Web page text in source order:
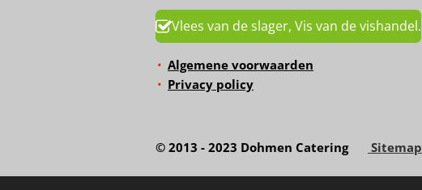
Vlees van de slager, Vis van de vishandel.
Algemene voorwaarden
Privacy policy
© 2013 - 2023 Dohmen Catering Sitemap